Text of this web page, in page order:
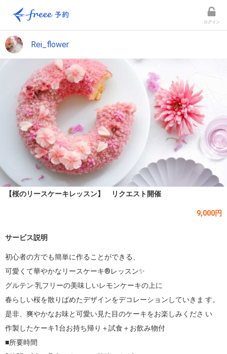
ログイン
Rei_flower
【桜のリースケーキレッスン】 リクエスト開催
9,000円
サービス説明
初心者の方でも簡単に作ることができる、
可愛くて華やかなリースケーキ®レッスン✨
グルテン·乳フリーの美味しいレモンケーキの上に
春らしい桜を散りばめたデザインをデコレーションしていきま す。
是非、爽やかなお味と可愛い見た目のケーキをお楽しみくださ い
作製したケーキ1台お持ち帰り＋試食＋お飲み物付
■所要時間